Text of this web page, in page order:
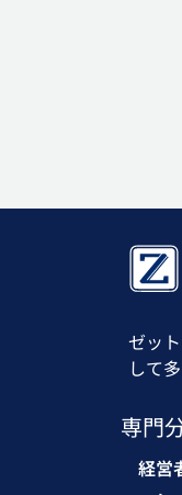
ゼッ
して
専門
経営